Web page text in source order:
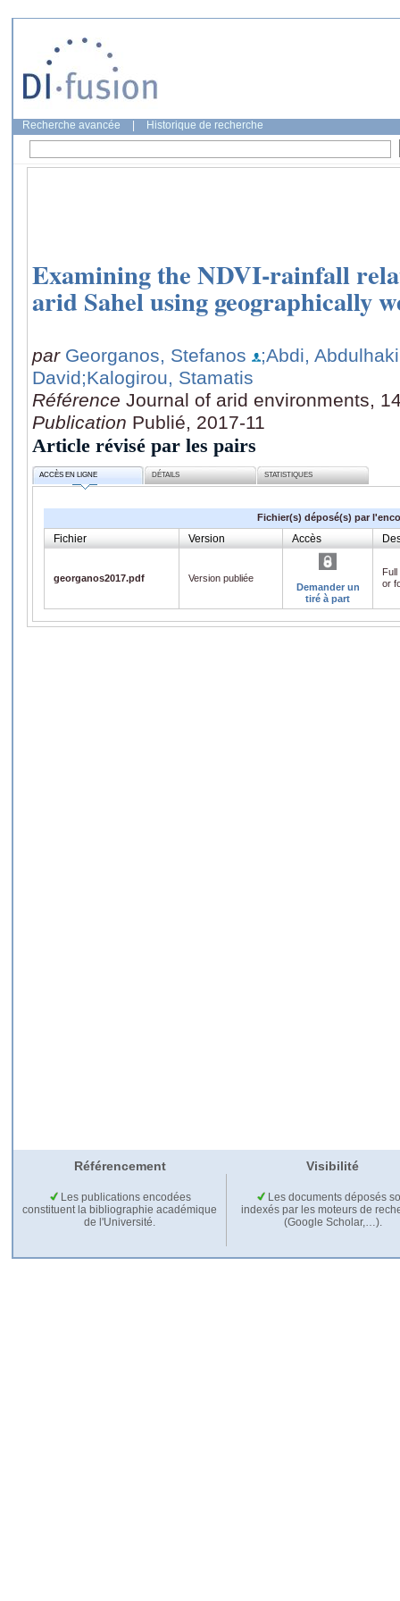
Recherche avancée Historique de recherche
Examining the NDVI-rainfall
arid Sahel using geographically
par Georganos, Stefanos
;Abdi,
David;Kalogirou, Stamatis
Référence Journal of arid environments,
Publication Publié, 2017-11
Article révisé par les pairs
ACCÈS EN LIGNE DÉTAILS STATISTIQUES
Fichier(s) déposé(s) par
Fichier Version Accès
georganos2017.pdf
Version publiée
Demander un
tiré à part
or
Référencement Visibilité
Les publications encodées
constituent la bibliographie académique
de l'Université.
Les documents déposés
indexés par les moteurs de
(Google Scholar,…).